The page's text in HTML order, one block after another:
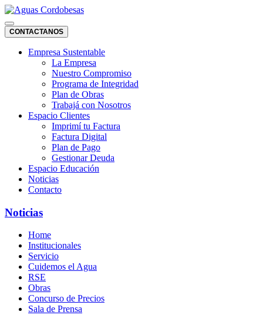
CONTACTANOS
Empresa Sustentable
La Empresa
Nuestro Compromiso
Programa de Integridad
Plan de Obras
Trabajá con Nosotros
Espacio Clientes
Imprimí tu Factura
Factura Digital
Plan de Pago
Gestionar Deuda
Espacio Educación
Noticias
Contacto
Noticias
Home
Institucionales
Servicio
Cuidemos el Agua
RSE
Obras
Concurso de Precios
Sala de Prensa